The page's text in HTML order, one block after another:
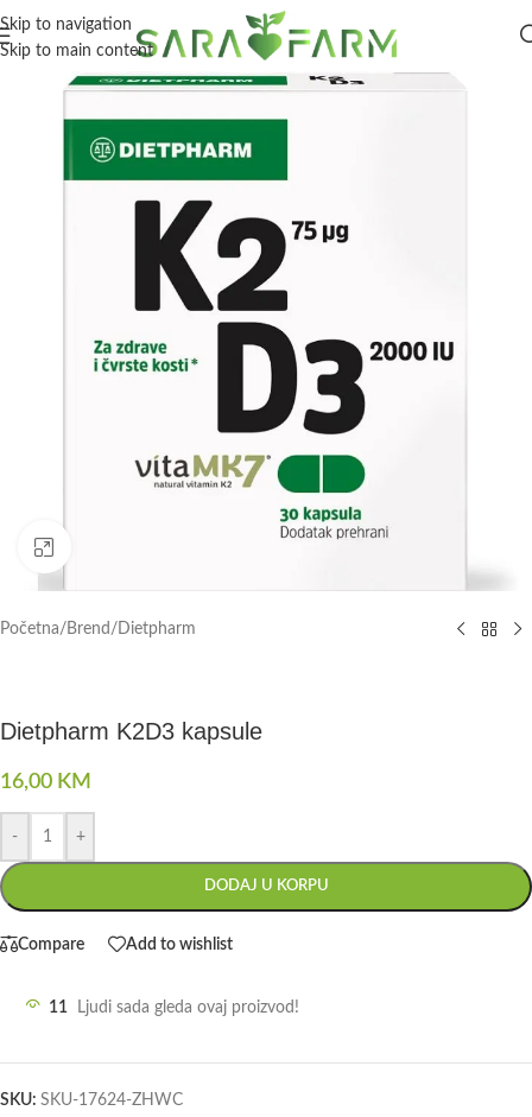
Skip to navigation
Skip to main content
Početna/ Brend / Dietpharm
Dietpharm K2D3 kapsule
16,00 KM
- +
DODAJ U KORPU
Compare Add to wishlist
11 Ljudi sada gleda ovaj proizvod!
SKU: SKU-17624-ZHWC